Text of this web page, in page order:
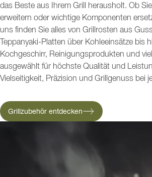
das Beste aus Ihrem Grill herausholt. Ob
erweitern oder wichtige Komponenten
uns finden Sie alles von Grillrosten aus
Teppanyaki-Platten über Kohleeinsätze bis
Kochgeschirr, Reinigungsprodukten und
ausgewählt für höchste Qualität und
Vielseitigkeit, Präzision und Grillgenuss bei
Grillzubehör entdecken